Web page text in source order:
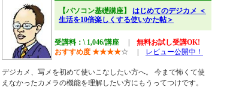
【パソコン基礎講座】 はじめてのデジカメ ＜
生活を10倍楽しくする使いかた帖＞
受講料：\ 1,046/講座
無料お試し受講OK!
おすすめ度 ★★★★☆ レビュー公開中！
デジカメ、写メを初めて使いこなしたい方へ。 今まで怖くて使
えなかったカメラの機能を理解したい方にもうってつけです。